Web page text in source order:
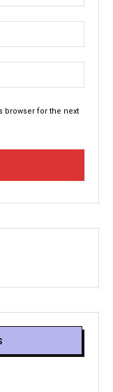
browser for the next